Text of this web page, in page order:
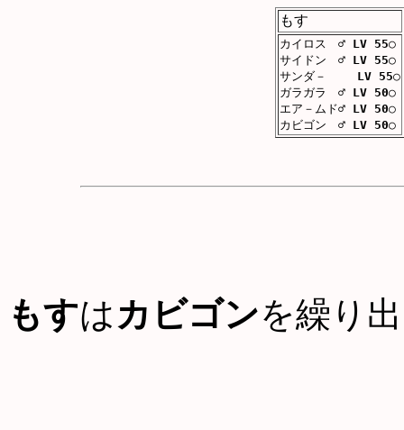
もす
カイロス ♂ LV 55○
サイドン ♂ LV 55○
サンダ－
LV 55○
ガラガラ ♂ LV 50○
エア－ムド♂ LV 50○
カビゴン ♂ LV 50○
もすは カビゴンを繰り